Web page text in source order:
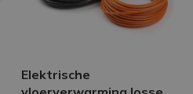
Elektrische